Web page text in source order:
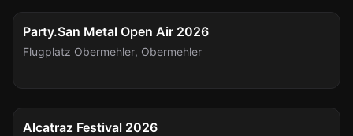
Fr., 7. Aug.
Party.San Metal Open Air 2026
Flugplatz Obermehler, Obermehler
Sa., 8. Aug.
Alcatraz Festival 2026